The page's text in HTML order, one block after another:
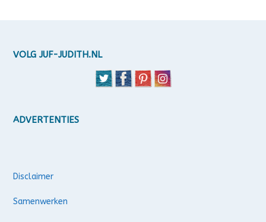
VOLG JUF-JUDITH.NL
ADVERTENTIES
Disclaimer
Samenwerken